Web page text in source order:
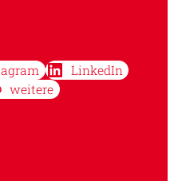
LinkedIn
weitere